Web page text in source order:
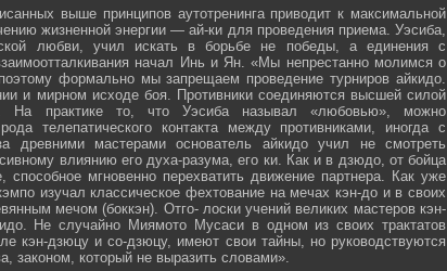
выше принципов аутотренинга приводит к максимальной
жизненной энергии — ай-ки для проведения приема. Уэсиба,
любви, учил искать в борьбе не победы, а единения с
начал Инь и Ян. «Мы непрестанно молимся о
формально мы запрещаем проведение турниров айкидо.
и мирном исходе боя. Противники соединяются высшей силой
практике то, что Уэсиба называл «любовью», можно
телепатического контакта между противниками, иногда с
древними мастерами основатель айкидо учил не смотреть
влиянию его духа-разума, его ки. Как и в дзюдо, от бойца
способное мгновенно перехватить движение партнера. Как уже
изучал классическое фехтование на мечах кэн-до и в своих
мечом (боккэн). Отго- лоски учений великих мастеров кэн-
Не случайно Миямото Мусаси в одном из своих трактатов
кэн-дзюцу и со-дзюцу, имеют свои тайны, но руководствуются
законом, который не выразить словами».